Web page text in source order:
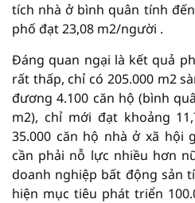
tích nhà ở bình quân tính
phố đạt 23,08 m2/người .
Đáng quan ngại là kết quả
rất thấp, chỉ có 205.000 m2
đương 4.100 căn hộ (bình
m2), chỉ mới đạt khoảng
35.000 căn hộ nhà ở xã hội
cần phải nỗ lực nhiều hơn
doanh nghiệp bất động sản
hiện mục tiêu phát triển